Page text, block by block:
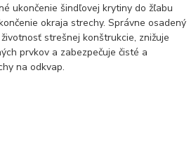
ukončenie šindľovej krytiny do žľabu
okraja strechy. Správne osadený
strešnej konštrukcie, znižuje
prvkov a zabezpečuje čisté a
na odkvap.